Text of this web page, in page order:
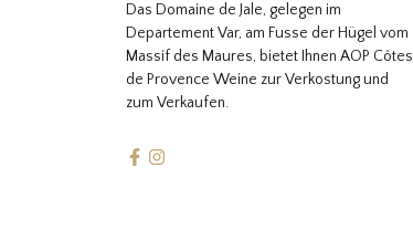
Das Domaine de Jale, gelegen im
Departement Var, am Fusse der Hügel vom
Massif des Maures, bietet Ihnen AOP Côtes
de Provence Weine zur Verkostung und
zum Verkaufen.